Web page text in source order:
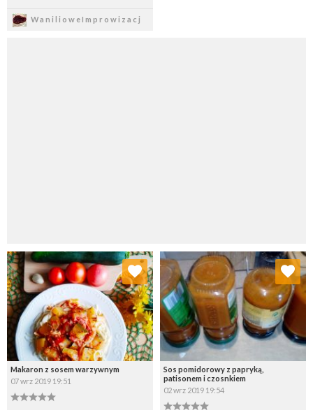
WanilioweImprowizacj
Makaron z sosem warzywnym
07 wrz 2019 19:51
Dodaj do ulubionych
Wybierz listę:
Sos pomidorowy z papryką,
patisonem i czosnkiem
02 wrz 2019 19:54
Dodaj do ulubionych
Wybierz listę: